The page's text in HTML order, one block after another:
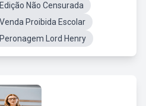
Não Censurada
Proibida Escolar
Lord Henry